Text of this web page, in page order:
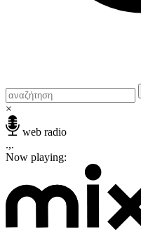
×
web radio
.,.
Now playing: